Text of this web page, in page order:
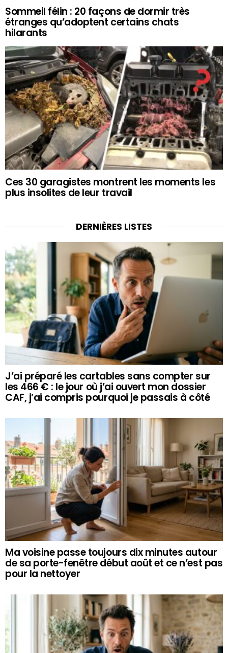
Sommeil félin : 20 façons de dormir très
étranges qu’adoptent certains chats
hilarants
Ces 30 garagistes montrent les moments les
plus insolites de leur travail
DERNIÈRES LISTES
J’ai préparé les cartables sans compter sur
les 466 € : le jour où j’ai ouvert mon dossier
CAF, j’ai compris pourquoi je passais à côté
Ma voisine passe toujours dix minutes autour
de sa porte-fenêtre début août et ce n’est pas
pour la nettoyer